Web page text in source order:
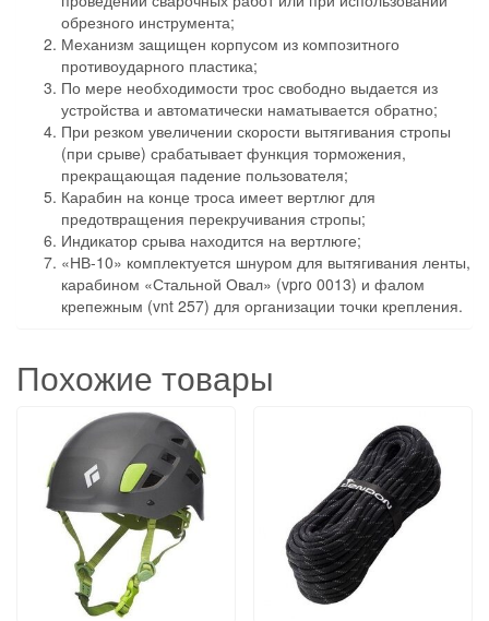
обрезного инструмента;
Механизм защищен корпусом из композитного
противоударного пластика;
По мере необходимости трос свободно выдается из
устройства и автоматически наматывается обратно;
При резком увеличении скорости вытягивания стропы
(при срыве) срабатывает функция торможения,
прекращающая падение пользователя;
Карабин на конце троса имеет вертлюг для
предотвращения перекручивания стропы;
Индикатор срыва находится на вертлюге;
«НВ-10» комплектуется шнуром для вытягивания ленты,
карабином «Стальной Овал» (vpro 0013) и фалом
крепежным (vnt 257) для организации точки крепления.
Похожие товары